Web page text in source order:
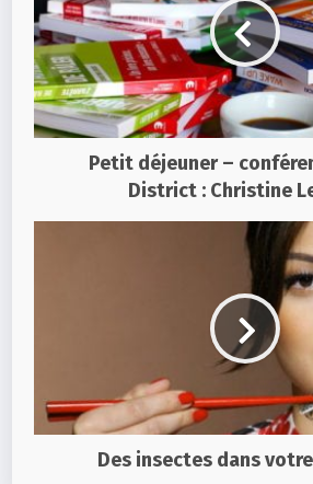
Petit déjeuner –
District : Christine
Des insectes dans